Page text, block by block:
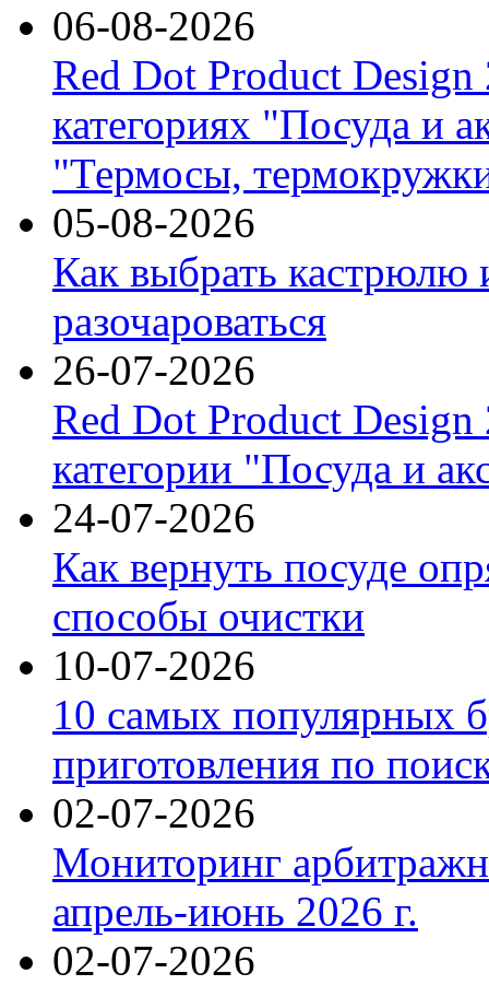
06-08-2026
Red Dot Product Design
категориях "Посуда и
"Термосы,
05-08-2026
Как выбрать кастрюлю
разочароваться
26-07-2026
Red Dot Product Design
категории "Посуда и
24-07-2026
Как вернуть посуде
способы очистки
10-07-2026
10 самых популярных
приготовления по
02-07-2026
Мониторинг
апрель-июнь 2026 г.
02-07-2026